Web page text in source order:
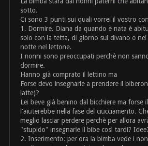
sotto.
Ci sono 3 punti sui quali vorrei il vostro
1. Dormire. Diana da quando è nata è
solo con la tetta, di giorno sul divano o
notte nel lettone.
I nonni sono preoccupati perchè non
dormire.
Hanno già comprato il lettino ma
Forse devo insegnarle a prendere il
latte)?
Lei beve già benino dal bicchiere ma forse
l'aiuterebbe nella fase del ciucciamento.
meglio lasciar perdere perchè per allora
"stupido" insegnarle il bibe così tardi?
2. Inserimento: per ora la bimba vede i